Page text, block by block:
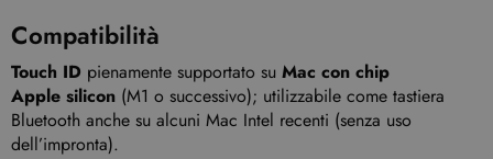
Compatibilità
Touch ID pienamente supportato su Mac con chip
Apple silicon (M1 o successivo); utilizzabile come tastiera
Bluetooth anche su alcuni Mac Intel recenti (senza uso
dell’impronta).